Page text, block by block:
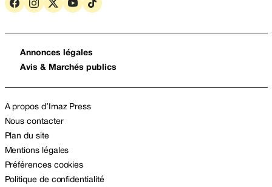
Annonces légales
Avis & Marchés publics
A propos d’Imaz Press
Nous contacter
Plan du site
Mentions légales
Préférences cookies
Politique de confidentialité